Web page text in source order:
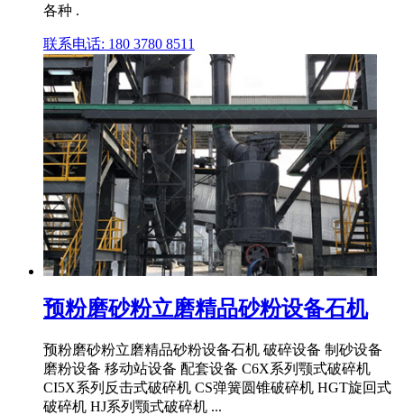
各种 .
联系电话: 180 3780 8511
预粉磨砂粉立磨精品砂粉设备石机
预粉磨砂粉立磨精品砂粉设备石机 破碎设备 制砂设备
磨粉设备 移动站设备 配套设备 C6X系列颚式破碎机
CI5X系列反击式破碎机 CS弹簧圆锥破碎机 HGT旋回式
破碎机 HJ系列颚式破碎机 ...